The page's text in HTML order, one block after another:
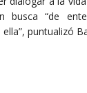
busca “de
puntualizó